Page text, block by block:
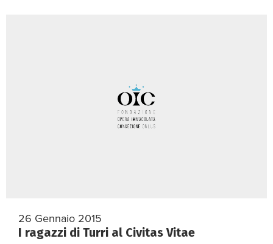
26 Gennaio 2015
I ragazzi di Turri al Civitas Vitae